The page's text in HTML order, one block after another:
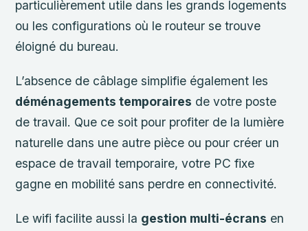
particulièrement utile dans les grands logements
ou les configurations où le routeur se trouve
éloigné du bureau.
L’absence de câblage simplifie également les
déménagements temporaires de votre poste
de travail. Que ce soit pour profiter de la lumière
naturelle dans une autre pièce ou pour créer un
espace de travail temporaire, votre PC fixe
gagne en mobilité sans perdre en connectivité.
Le wifi facilite aussi la gestion multi-écrans en